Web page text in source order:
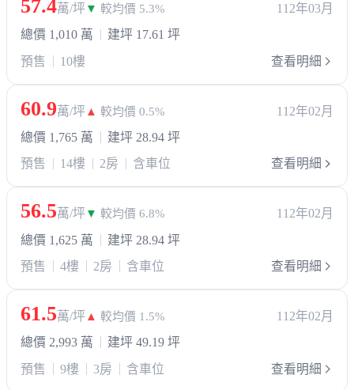
57.4萬/坪▼ 較均價 5.3%
112年03月
總價 1,010 萬
建坪 17.61 坪
預售
10樓 查看明細
60.9萬/坪▲ 較均價 0.5%
112年02月
總價 1,765 萬
建坪 28.94 坪
預售
14樓 2房 含車位 查看明細
56.5萬/坪▼ 較均價 6.8%
112年02月
總價 1,625 萬
建坪 28.94 坪
預售
4樓 2房 含車位 查看明細
61.5萬/坪▲ 較均價 1.5%
112年02月
總價 2,993 萬
建坪 49.19 坪
預售
9樓 3房 含車位 查看明細